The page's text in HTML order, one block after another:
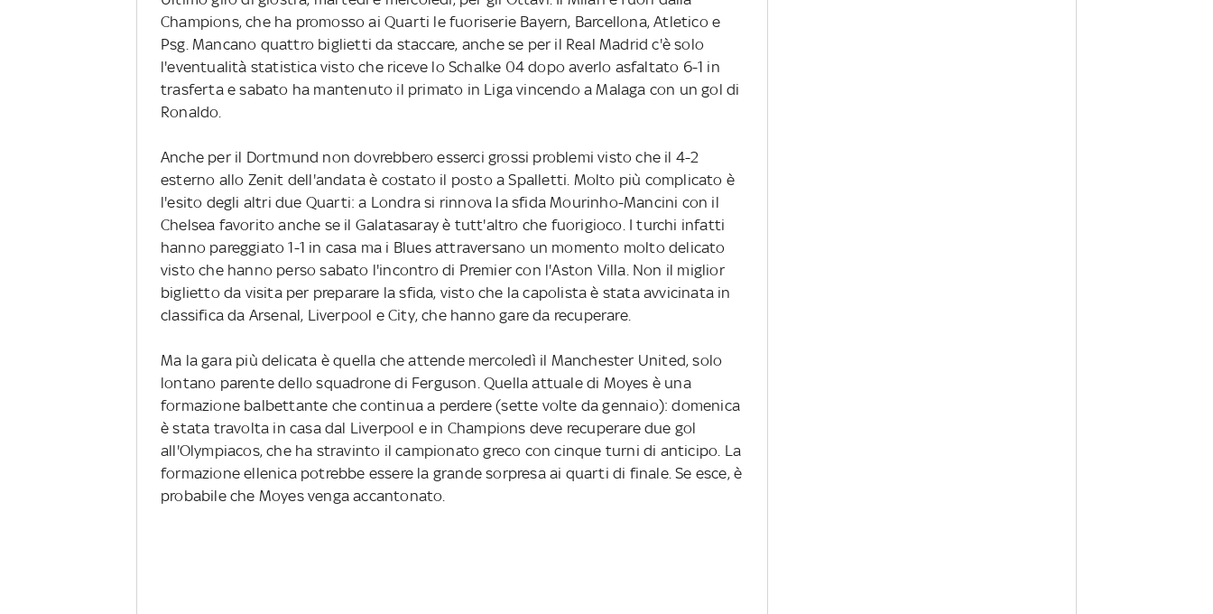
Champions, che ha promosso ai Quarti le fuoriserie Bayern, Barcellona, Atletico e
Psg. Mancano quattro biglietti da staccare, anche se per il Real Madrid c'è solo
l'eventualità statistica visto che riceve lo Schalke 04 dopo averlo asfaltato 6-1 in
trasferta e sabato ha mantenuto il primato in Liga vincendo a Malaga con un gol di
Ronaldo.
Anche per il Dortmund non dovrebbero esserci grossi problemi visto che il 4-2
esterno allo Zenit dell'andata è costato il posto a Spalletti. Molto più complicato è
l'esito degli altri due Quarti: a Londra si rinnova la sfida Mourinho-Mancini con il
Chelsea favorito anche se il Galatasaray è tutt'altro che fuorigioco. I turchi infatti
hanno pareggiato 1-1 in casa ma i Blues attraversano un momento molto delicato
visto che hanno perso sabato l'incontro di Premier con l'Aston Villa. Non il miglior
biglietto da visita per preparare la sfida, visto che la capolista è stata avvicinata in
classifica da Arsenal, Liverpool e City, che hanno gare da recuperare.
Ma la gara più delicata è quella che attende mercoledì il Manchester United, solo
lontano parente dello squadrone di Ferguson. Quella attuale di Moyes è una
formazione balbettante che continua a perdere (sette volte da gennaio): domenica
è stata travolta in casa dal Liverpool e in Champions deve recuperare due gol
all'Olympiacos, che ha stravinto il campionato greco con cinque turni di anticipo. La
formazione ellenica potrebbe essere la grande sorpresa ai quarti di finale. Se esce, è
probabile che Moyes venga accantonato.